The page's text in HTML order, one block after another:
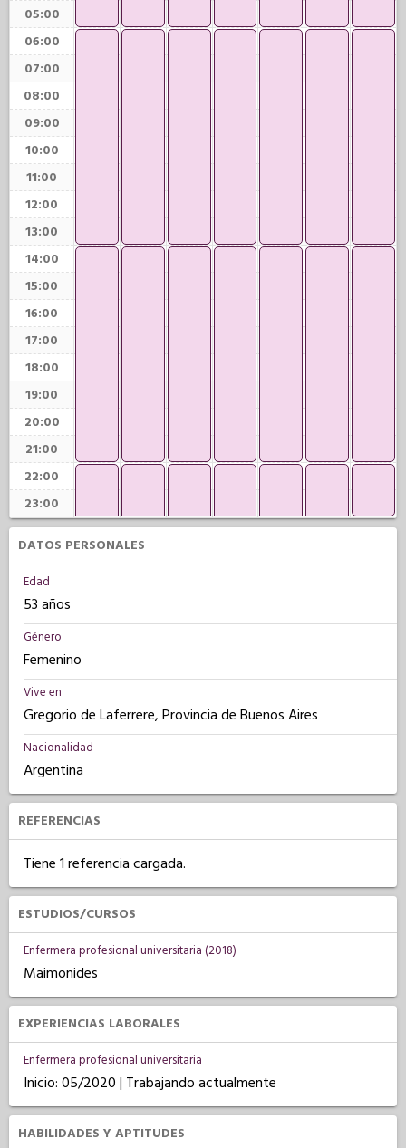
05:00
06:00
07:00
08:00
09:00
10:00
11:00
12:00
13:00
14:00
15:00
16:00
17:00
18:00
19:00
20:00
21:00
22:00
23:00
DATOS PERSONALES
Edad
53 años
Género
Femenino
Vive en
Gregorio de Laferrere, Provincia de Buenos Aires
Nacionalidad
Argentina
REFERENCIAS
Tiene 1 referencia cargada.
ESTUDIOS/CURSOS
Enfermera profesional universitaria (2018)
Maimonides
EXPERIENCIAS LABORALES
Enfermera profesional universitaria
Inicio: 05/2020 | Trabajando actualmente
HABILIDADES Y APTITUDES